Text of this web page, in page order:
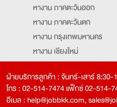
หางาน ภาคตะวันออก
หางาน ภาคตะวันตก
หางาน กรุงเทพมหานคร
หางาน เชียงใหม่
หางาน ฉะเชิงเทรา
ฝ่ายบริการลูกค้า : จันทร์-เสาร์ 8:30-
โทร : 02-514-7474 แฟ็กซ์ 02-514-
อีเมล : help@jobbkk.com,